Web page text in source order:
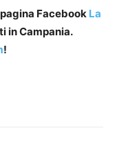
Facebook La
in Campania.
!